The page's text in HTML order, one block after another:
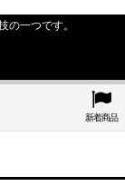
一つです。
新着商品